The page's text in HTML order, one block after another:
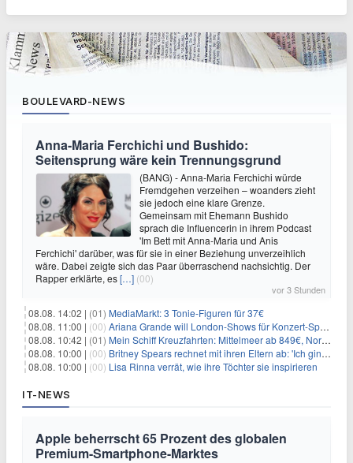
BOULEVARD-NEWS
Anna-Maria Ferchichi und Bushido:
Seitensprung wäre kein Trennungsgrund
(BANG) - Anna-Maria Ferchichi würde
Fremdgehen verzeihen – woanders zieht
sie jedoch eine klare Grenze.
Gemeinsam mit Ehemann Bushido
sprach die Influencerin in ihrem Podcast
'Im Bett mit Anna-Maria und Anis
Ferchichi' darüber, was für sie in einer Beziehung unverzeihlich
wäre. Dabei zeigte sich das Paar überraschend nachsichtig. Der
Rapper erklärte, es[…] (00)
vor 3 Stunden
08.08. 14:02 | (01) MediaMarkt: 3 Tonie-Figuren für 37€
08.08. 11:00 | (00) Ariana Grande will London-Shows für Konzert-Special filmen
08.08. 10:42 | (01) Mein Schiff Kreuzfahrten: Mittelmeer ab 849€, Norwegen ab 999€ p.P.
08.08. 10:00 | (00) Britney Spears rechnet mit ihren Eltern ab: 'Ich ging zwei Monate lang auf die Knie und weinte'
08.08. 10:00 | (00) Lisa Rinna verrät, wie ihre Töchter sie inspirieren
IT-NEWS
Apple beherrscht 65 Prozent des globalen
Premium-Smartphone-Marktes